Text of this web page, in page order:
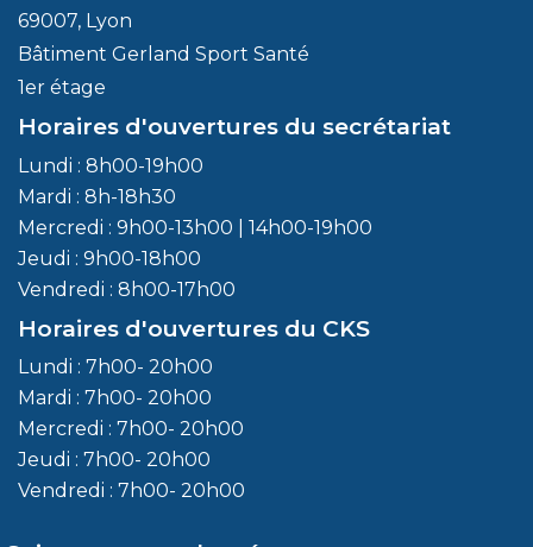
69007, Lyon
Bâtiment Gerland Sport Santé
1er étage
Horaires d'ouvertures du secrétariat
Lundi : 8h00-19h00
Mardi : 8h-18h30
Mercredi : 9h00-13h00 | 14h00-19h00
Jeudi : 9h00-18h00
Vendredi : 8h00-17h00
Horaires d'ouvertures du CKS
Lundi : 7h00- 20h00
Mardi : 7h00- 20h00
Mercredi : 7h00- 20h00
Jeudi : 7h00- 20h00
Vendredi : 7h00- 20h00